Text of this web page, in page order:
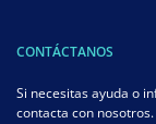
CONTÁCTANOS
Si necesitas ayuda o
contacta con nosotros.